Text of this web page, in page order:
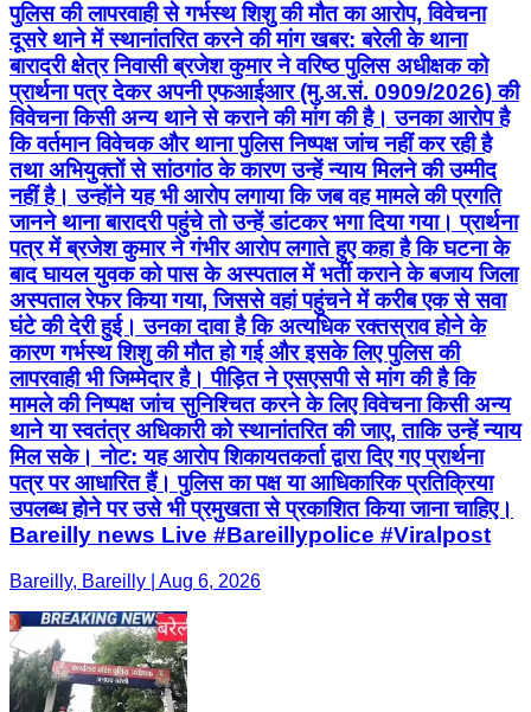
पुलिस की लापरवाही से गर्भस्थ शिशु की मौत का आरोप, विवेचना
दूसरे थाने में स्थानांतरित करने की मांग खबर: बरेली के थाना
बारादरी क्षेत्र निवासी ब्रजेश कुमार ने वरिष्ठ पुलिस अधीक्षक को
प्रार्थना पत्र देकर अपनी एफआईआर (मु.अ.सं. 0909/2026) की
विवेचना किसी अन्य थाने से कराने की मांग की है। उनका आरोप है
कि वर्तमान विवेचक और थाना पुलिस निष्पक्ष जांच नहीं कर रही है
तथा अभियुक्तों से सांठगांठ के कारण उन्हें न्याय मिलने की उम्मीद
नहीं है। उन्होंने यह भी आरोप लगाया कि जब वह मामले की प्रगति
जानने थाना बारादरी पहुंचे तो उन्हें डांटकर भगा दिया गया। प्रार्थना
पत्र में ब्रजेश कुमार ने गंभीर आरोप लगाते हुए कहा है कि घटना के
बाद घायल युवक को पास के अस्पताल में भर्ती कराने के बजाय जिला
अस्पताल रेफर किया गया, जिससे वहां पहुंचने में करीब एक से सवा
घंटे की देरी हुई। उनका दावा है कि अत्यधिक रक्तस्राव होने के
कारण गर्भस्थ शिशु की मौत हो गई और इसके लिए पुलिस की
लापरवाही भी जिम्मेदार है। पीड़ित ने एसएसपी से मांग की है कि
मामले की निष्पक्ष जांच सुनिश्चित करने के लिए विवेचना किसी अन्य
थाने या स्वतंत्र अधिकारी को स्थानांतरित की जाए, ताकि उन्हें न्याय
मिल सके। नोट: यह आरोप शिकायतकर्ता द्वारा दिए गए प्रार्थना
पत्र पर आधारित हैं। पुलिस का पक्ष या आधिकारिक प्रतिक्रिया
उपलब्ध होने पर उसे भी प्रमुखता से प्रकाशित किया जाना चाहिए।
Bareilly news Live #Bareillypolice #Viralpost
Bareilly, Bareilly | Aug 6, 2026